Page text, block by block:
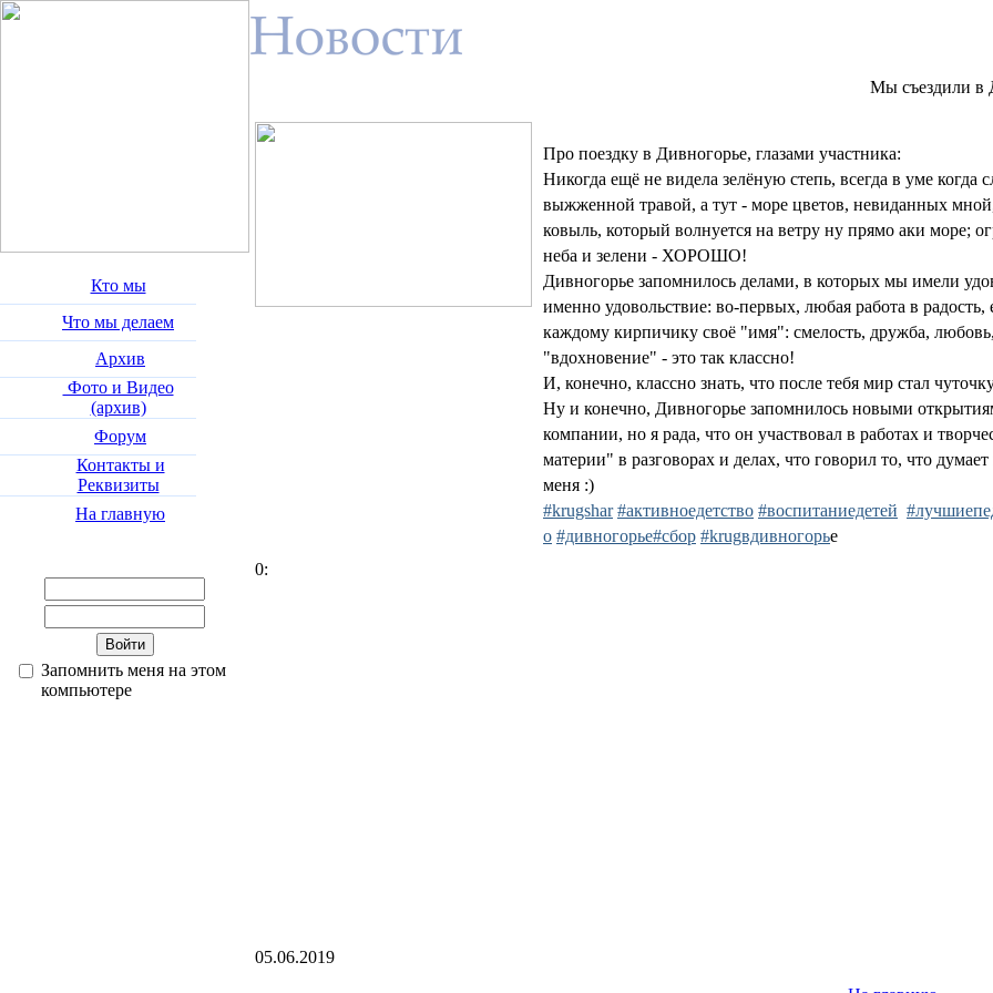
Кто мы
Что мы делаем
Архив
Фото и Видео
(архив)
Форум
Контакты и
Реквизиты
На главную
Запомнить меня на этом
компьютере
Мы съездили в
Про поездку в Дивногорье, глазами участника:
Никогда ещё не видела зелёную степь, всегда в уме
выжженной травой, а тут - море цветов, невиданных
ковыль, который волнуется на ветру ну прямо аки море;
неба и зелени - ХОРОШО!
Дивногорье запомнилось делами, в которых мы имели
именно удовольствие: во-первых, любая работа в
каждому кирпичику своё "имя": смелость, дружба,
"вдохновение" - это так классно!
И, конечно, классно знать, что после тебя мир стал
Ну и конечно, Дивногорье запомнилось новыми
компании, но я рада, что он участвовал в работах и
материи" в разговорах и делах, что говорил то, что
меня :)
#krugshar #активноедетство #воспитаниедетей
о #дивногорье#сбор #krugвдивногорье
0:
05.06.2019